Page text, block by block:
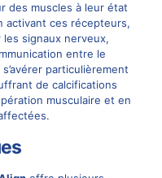
des muscles à leur état
activant ces récepteurs,
signaux nerveux,
entre le
particulièrement
de calcifications
musculaire et en